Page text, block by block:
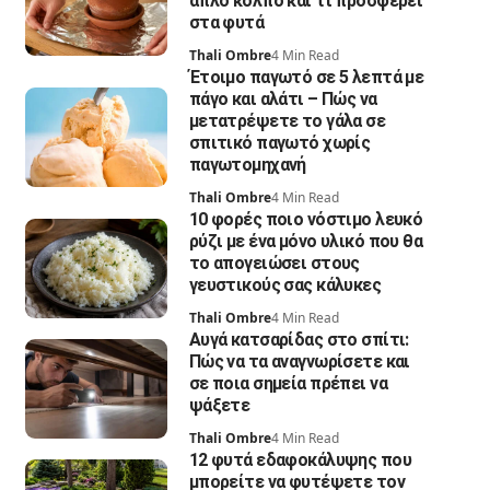
στα φυτά
Thali Ombre4 Min Read
Έτοιμο παγωτό σε 5 λεπτά με
πάγο και αλάτι – Πώς να
μετατρέψετε το γάλα σε
σπιτικό παγωτό χωρίς
παγωτομηχανή
Thali Ombre4 Min Read
10 φορές ποιο νόστιμο λευκό
ρύζι με ένα μόνο υλικό που θα
το απογειώσει στους
γευστικούς σας κάλυκες
Thali Ombre4 Min Read
Αυγά κατσαρίδας στο σπίτι:
Πώς να τα αναγνωρίσετε και
σε ποια σημεία πρέπει να
ψάξετε
Thali Ombre4 Min Read
12 φυτά εδαφοκάλυψης που
μπορείτε να φυτέψετε τον